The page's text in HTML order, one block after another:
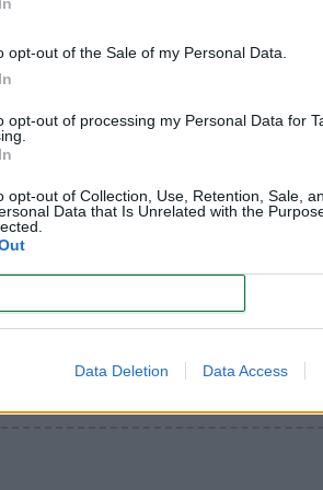
opt-out of the Sale of my Personal Data.
opt-out of processing my Personal Data for
opt-out of Collection, Use, Retention, Sale,
Data that Is Unrelated with the
Data Deletion Data Access
sorprender a papá con un
de embarazo, maternidad, paternidad,